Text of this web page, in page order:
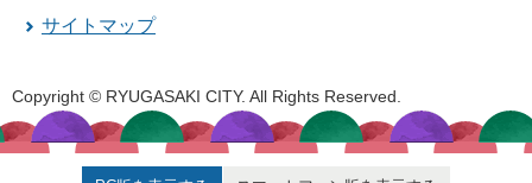
サイトマップ
Copyright © RYUGASAKI CITY. All Rights Reserved.